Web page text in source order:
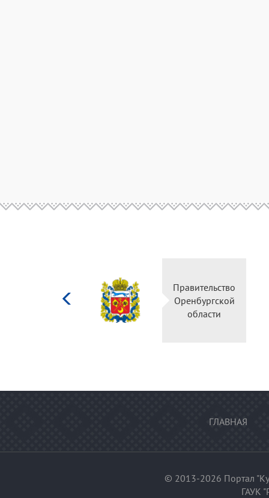
Министерство
культуры
Российской
федерации
ГЛАВНАЯ
© 2013-2026 Портал
ГАУК